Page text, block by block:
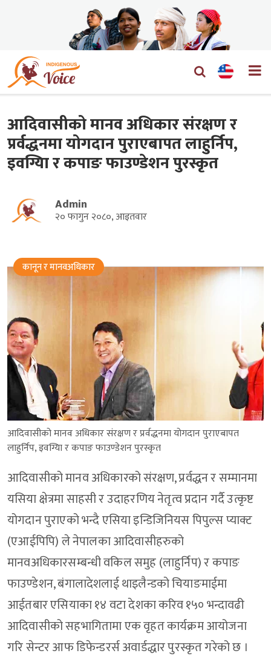
आदिवासीको मानव अधिकार संरक्षण र
प्रर्वद्धनमा योगदान पुराएबापत लाहुर्निप,
इवग्यिा र कपाङ फाउण्डेशन पुरस्कृत
Admin
२० फागुन २०८०, आइतवार
कानून र मानवअधिकार
आदिवासीको मानव अधिकार संरक्षण र प्रर्वद्धनमा योगदान पुराएबापत
लाहुर्निप, इवग्यिा र कपाङ फाउण्डेशन पुरस्कृत
आदिवासीको मानव अधिकारको संरक्षण, प्रर्वद्धन र सम्मानमा
यसिया क्षेत्रमा साहसी र उदाहरणिय नेतृत्व प्रदान गर्दै उत्कृष्ट
योगदान पुराएको भन्दै एसिया इन्डिजिनियस पिपुल्स प्याक्ट
(एआईपिपि) ले नेपालका आदिवासीहरुको
मानवअधिकारसम्बन्धी वकिल समुह (लाहुर्निप) र कपाङ
फाउण्डेशन, बंगालादेशलाई थाइलैन्डको चियाङमाईमा
आईतबार एसियाका १४ वटा देशका करिव १५० भन्दावढी
आदिवासीको सहभागितामा एक वृहत कार्यक्रम आयोजना
गरि सेन्टर आफ डिफेन्डरर्स अवार्डद्धार पुरस्कृत गरेको छ ।